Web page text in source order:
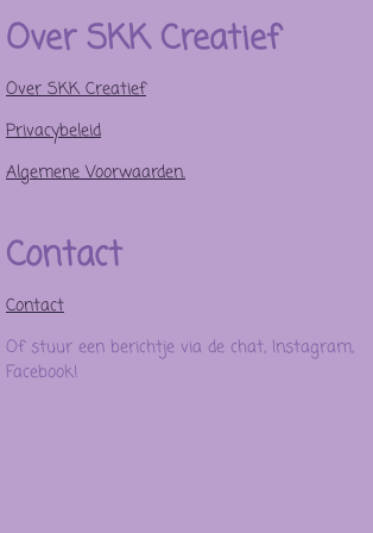
Over SKK Creatief
Over SKK Creatief
Privacybeleid
Algemene Voorwaarden.
Contact
Contact
Of stuur een berichtje via de chat, Instagram,
Facebook!